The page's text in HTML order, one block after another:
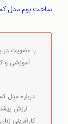
ساخت بوم مدل
با عضویت در
آموزشی و
درباره مدل
ارزش
کارآفرینی